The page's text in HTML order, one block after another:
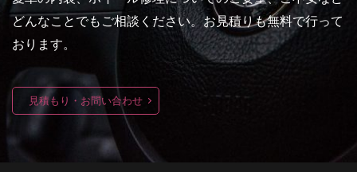
どんなことでもご相談ください。お見積りも無料で行って
おります。
見積もり・お問い合わせ